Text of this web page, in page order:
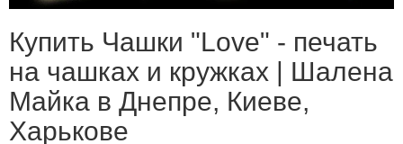
Купить Чашки "Love" - печать
на чашках и кружках | Шалена
Майка в Днепре, Киеве,
Харькове